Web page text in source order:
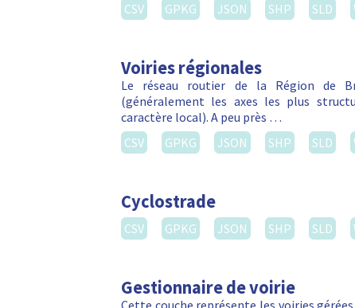
CSV
GPKG JSON SHP SLD
Voiries régionales
Le réseau routier de la Région de
(généralement les axes les plus
caractère local). A peu près …
CSV
GPKG JSON SHP SLD
Cyclostrade
CSV GPKG JSON SHP SLD
Gestionnaire de voirie